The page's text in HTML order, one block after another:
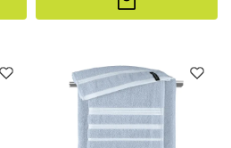
καλάθι